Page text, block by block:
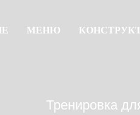
МЕНЮ